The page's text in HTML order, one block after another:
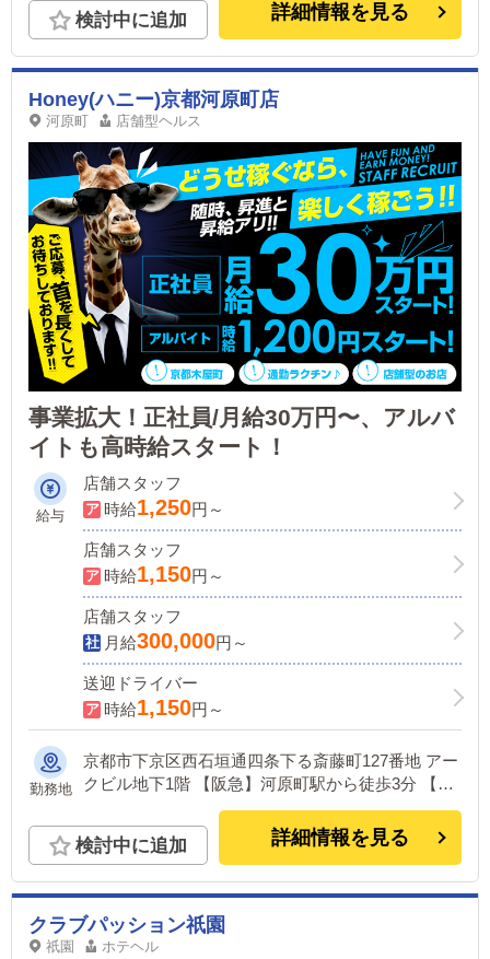
検討中に追加 詳細情報を見る
Honey(ハニー)京都河原町店
河原町 店舗型ヘルス
事業拡大！正社員/月給30万円〜、アルバ
イトも高時給スタート！
給与
店舗スタッフ
時給1,250円～
店舗スタッフ
時給1,150円～
店舗スタッフ
月給300,000円～
送迎ドライバー
時給1,150円～
勤務地
京都市下京区西石垣通四条下る斎藤町127番地 アー
クビル地下1階 【阪急】河原町駅から徒歩3分 【京
阪】祇園四条から徒歩5分
検討中に追加 詳細情報を見る
クラブパッション祇園
祇園 ホテヘル